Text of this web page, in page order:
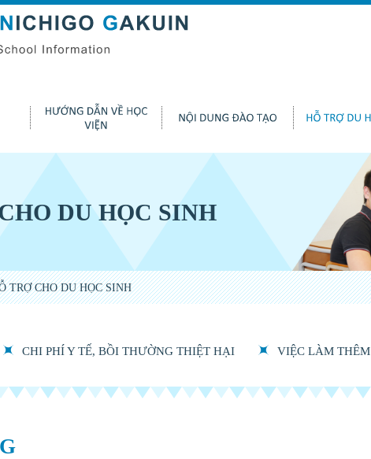
DU HỌC SINH
CHO DU HỌC SINH
CHI PHÍ Y TẾ, BỒI THƯỜNG THIỆT HẠI VIỆC LÀM THÊM